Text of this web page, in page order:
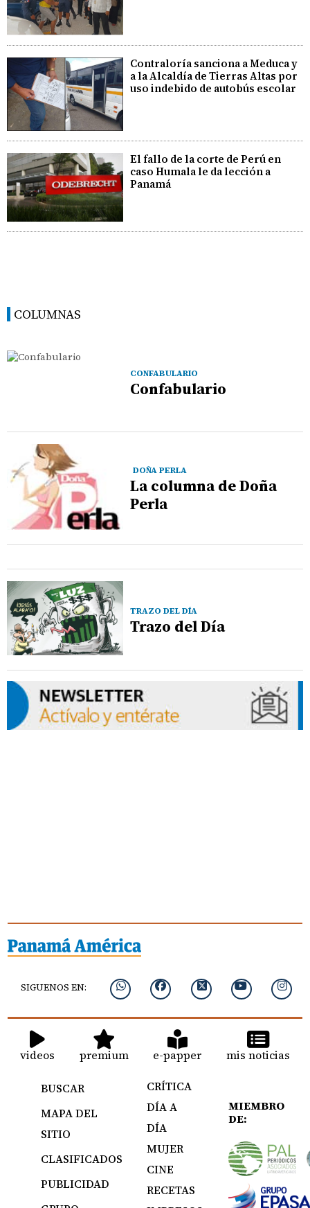
Contraloría sanciona a Meduca y
a la Alcaldía de Tierras Altas por
uso indebido de autobús escolar
El fallo de la corte de Perú en
caso Humala le da lección a
Panamá
COLUMNAS
CONFABULARIO
Confabulario
DOÑA PERLA
La columna de Doña
Perla
TRAZO DEL DÍA
Trazo del Día
SIGUENOS EN:
videos premium e-papper mis noticias
BUSCAR
MAPA DEL
SITIO
CLASIFICADOS
PUBLICIDAD
CRÍTICA
DÍA A
DÍA
MUJER
CINE
RECETAS
MIEMBRO
DE: